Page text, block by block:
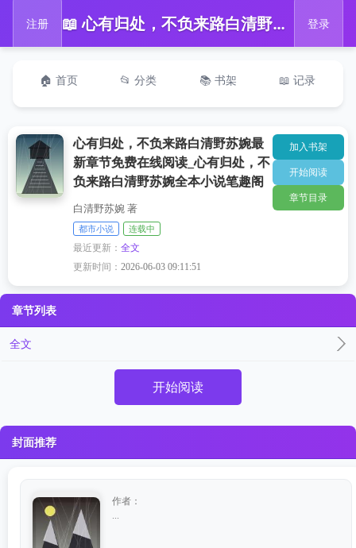
注册 📖 心有归处，不负来路白清野苏婉最新章节免费在线阅读_心有归处，不负来路白清野苏婉全本小说笔趣阁 登录
🏠 首页 📂 分类 📚 书架 📖 记录
心有归处，不负来路白清野苏婉最
新章节免费在线阅读_心有归处，不
负来路白清野苏婉全本小说笔趣阁
白清野苏婉 著
都市小说 连载中
最近更新：全文
更新时间：2026-06-03 09:11:51
加入书架
开始阅读
章节目录
章节列表
全文
开始阅读
封面推荐
作者：